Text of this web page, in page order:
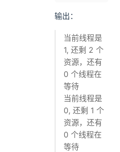
输出：
当前线程是
1, 还剩 2 个
资源，还有
0 个线程在
等待
当前线程是
0, 还剩 1 个
资源，还有
0 个线程在
等待